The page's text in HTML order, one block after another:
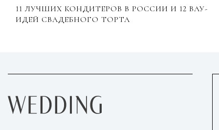
11 ЛУЧШИХ КОНДИТЕРОВ В РОССИИ И 12 ВАУ-
ИДЕЙ СВАДЕБНОГО ТОРТА